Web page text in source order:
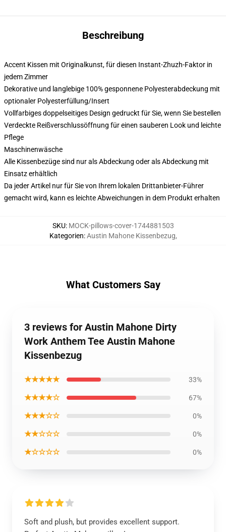
Beschreibung
Accent Kissen mit Originalkunst, für diesen Instant-Zhuzh-Faktor in
jedem Zimmer
Dekorative und langlebige 100% gesponnene Polyesterabdeckung mit
optionaler Polyesterfüllung/Insert
Vollfarbiges doppelseitiges Design gedruckt für Sie, wenn Sie bestellen
Verdeckte Reißverschlussöffnung für einen sauberen Look und leichte
Pflege
Maschinenwäsche
Alle Kissenbezüge sind nur als Abdeckung oder als Abdeckung mit
Einsatz erhältlich
Da jeder Artikel nur für Sie von Ihrem lokalen Drittanbieter-Führer
gemacht wird, kann es leichte Abweichungen in dem Produkt erhalten
SKU: MOCK-pillows-cover-1744881503
Kategorien:Austin Mahone Kissenbezug,
What Customers Say
3 reviews for Austin Mahone Dirty
Work Anthem Tee Austin Mahone
Kissenbezug
★★★★★ 33%
★★★★☆ 67%
★★★☆☆ 0%
★★☆☆☆ 0%
★☆☆☆☆ 0%
Soft and plush, but provides excellent support.